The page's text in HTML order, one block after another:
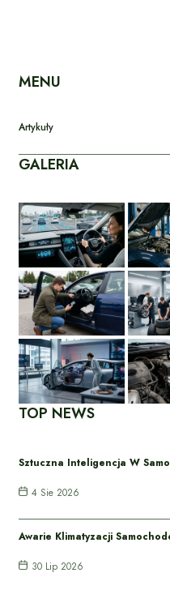
MENU
Artykuły
GALERIA
TOP NEWS
Sztuczna Inteligencja W
4 Sie 2026
Awarie Klimatyzacji
30 Lip 2026